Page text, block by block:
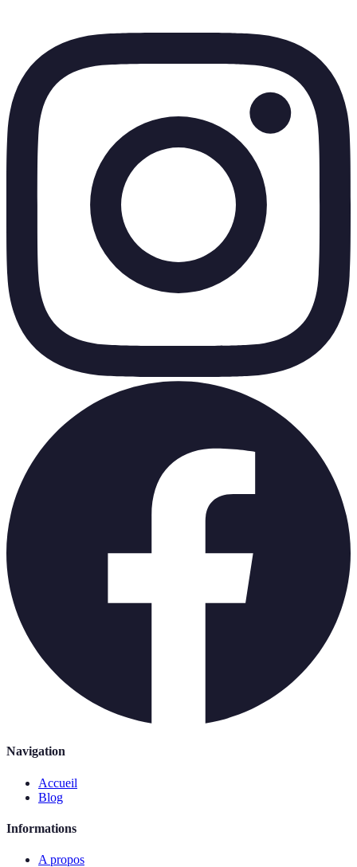
Navigation
Accueil
Blog
Informations
A propos